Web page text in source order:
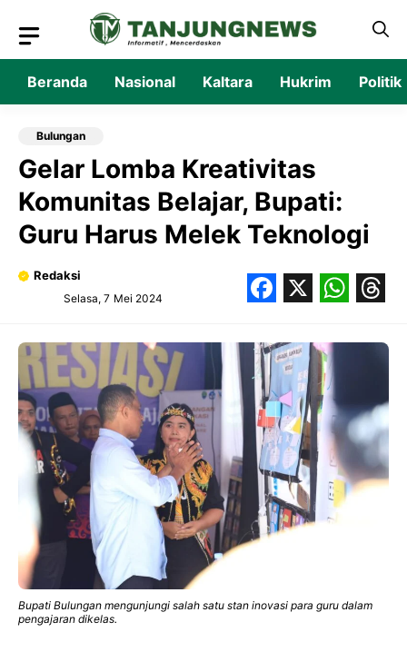
isi
Beranda Nasional Kaltara Hukrim Politik
Bulungan
Gelar Lomba Kreativitas
Komunitas Belajar, Bupati:
Guru Harus Melek Teknologi
Redaksi
Selasa, 7 Mei 2024
Bupati Bulungan mengunjungi salah satu stan inovasi para guru dalam
pengajaran dikelas.